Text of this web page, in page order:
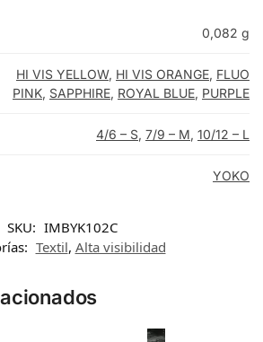
0,082 g
HI VIS YELLOW, HI VIS ORANGE, FLUO
PINK, SAPPHIRE, ROYAL BLUE, PURPLE
4/6 – S, 7/9 – M, 10/12 – L
YOKO
SKU: IMBYK102C
Textil, Alta visibilidad